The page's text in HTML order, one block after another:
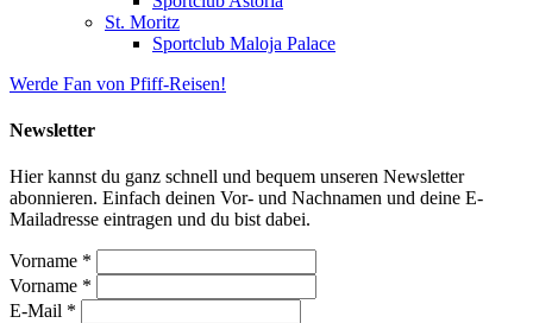
St. Moritz
Sportclub Maloja Palace
Werde Fan von Pfiff-Reisen!
Newsletter
Hier kannst du ganz schnell und bequem unseren Newsletter
abonnieren. Einfach deinen Vor- und Nachnamen und deine E-
Mailadresse eintragen und du bist dabei.
Vorname *
Vorname *
E-Mail *